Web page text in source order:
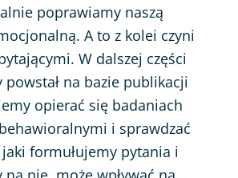
poprawiamy naszą
A to z kolei czyni
W dalszej części
powstał na bazie publikacji
opierać się badaniach
i sprawdzać
formułujemy pytania i